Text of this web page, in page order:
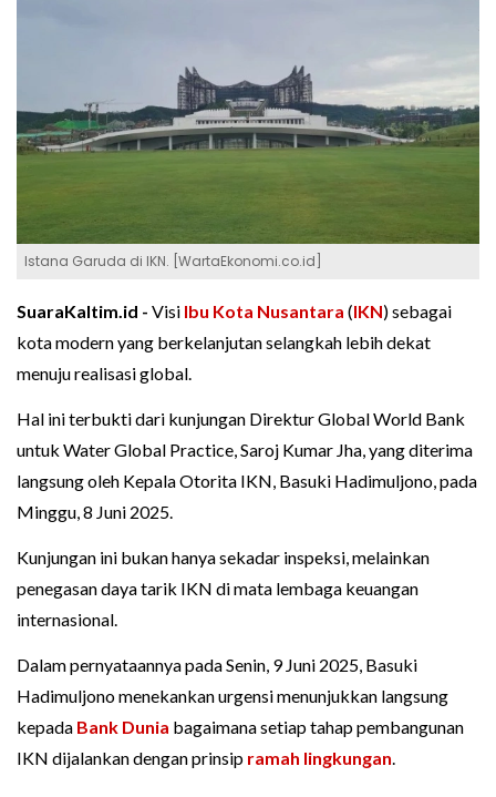
Istana Garuda di IKN. [WartaEkonomi.co.id]
SuaraKaltim.id - Visi Ibu Kota Nusantara (IKN) sebagai
kota modern yang berkelanjutan selangkah lebih dekat
menuju realisasi global.
Hal ini terbukti dari kunjungan Direktur Global World Bank
untuk Water Global Practice, Saroj Kumar Jha, yang diterima
langsung oleh Kepala Otorita IKN, Basuki Hadimuljono, pada
Minggu, 8 Juni 2025.
Kunjungan ini bukan hanya sekadar inspeksi, melainkan
penegasan daya tarik IKN di mata lembaga keuangan
internasional.
Dalam pernyataannya pada Senin, 9 Juni 2025, Basuki
Hadimuljono menekankan urgensi menunjukkan langsung
kepada Bank Dunia bagaimana setiap tahap pembangunan
IKN dijalankan dengan prinsip ramah lingkungan.